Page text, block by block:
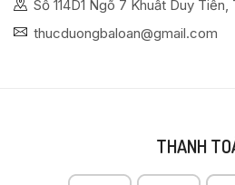
Số 114D1 Ngõ 7 Khuất Duy
thucduongbaloan@gmail.com
THANH